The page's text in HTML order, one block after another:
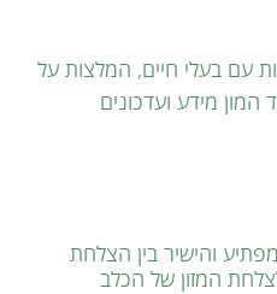
עם בעלי חיים, המלצות על
המון מידע ועדכונים
והישיר בין הצלחת
המזון של הכלב